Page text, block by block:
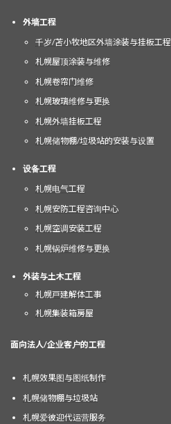
外墙工程
千岁/苫小牧地区外墙涂装与挂板工程
札幌屋顶涂装与维修
札幌卷帘门维修
札幌玻璃维修与更换
札幌外墙挂板工程
札幌储物棚/垃圾站的安装与设置
设备工程
札幌电气工程
札幌安防工程咨询中心
札幌空调安装工程
札幌锅炉维修与更换
外装与土木工程
札幌戸建解体工事
札幌集装箱房屋
面向法人/企业客户的工程
札幌效果图与图纸制作
札幌储物棚与垃圾站
札幌爱彼迎代运营服务